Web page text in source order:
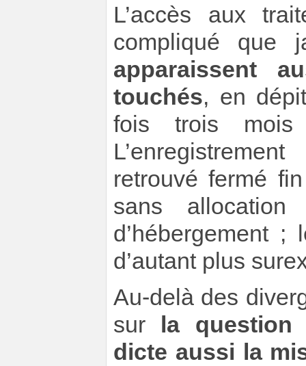
L’accès aux
compliqué que
apparaissent
touchés, en
fois trois mois
retrouvé fermé
sans
d’hébergement
d’autant plus
Au-delà des
sur
la question
dicte aussi la